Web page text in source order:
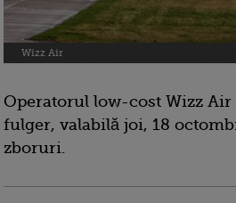
Wizz Air
Operatorul low-cost Wizz
fulger, valabilă joi, 18
zboruri.